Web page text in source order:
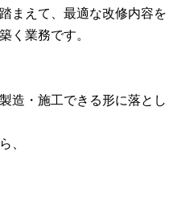
まえて、最適な改修内容を
く業務です。
造・施工できる形に落とし
、